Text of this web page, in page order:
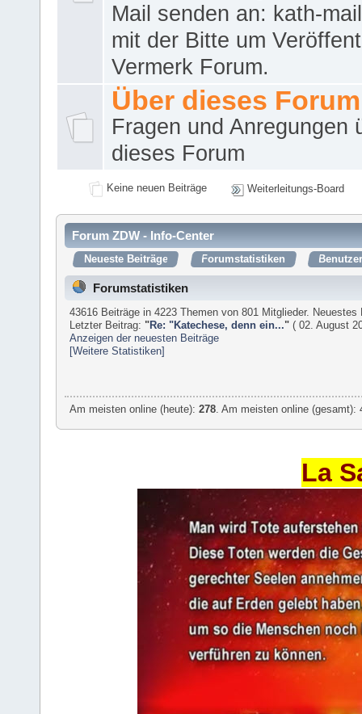
Mail senden an: kath-
mit der Bitte um
Vermerk Forum.
Über dieses Forum
Fragen und Anregungen
dieses Forum
Keine neuen Beiträge Weiterleitungs-Board
Forum ZDW - Info-Center
Neueste Beiträge Forumstatistiken
Forumstatistiken
43616 Beiträge in 4223 Themen von 801 Mitglieder.
Letzter Beitrag: "Re: "Katechese, denn ein..." ( 02. August
Anzeigen der neuesten Beiträge
[Weitere Statistiken]
Am meisten online (heute):278 . Am meisten online
La